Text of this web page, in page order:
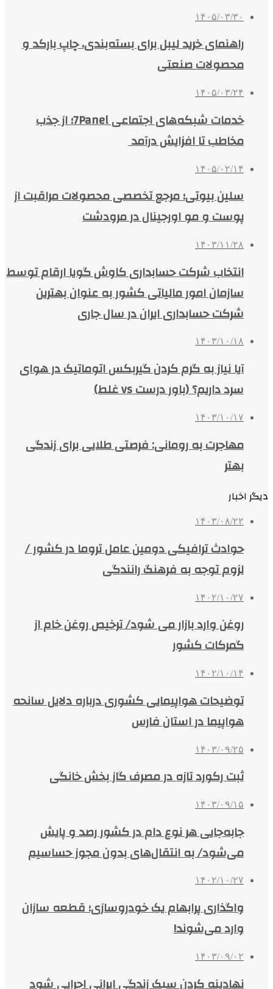
۱۴۰۵/۰۳/۳۰
راهنمای خرید لیبل برای بسته‌بندی، چاپ بارکد و
محصولات صنعتی
۱۴۰۵/۰۳/۲۴
خدمات شبکه‌های اجتماعی 7Panel؛ از جذب
مخاطب تا افزایش درآمد
۱۴۰۵/۰۲/۱۴
سلین بیوتی؛ مرجع تخصصی محصولات مراقبت از
پوست و مو اورجینال در مرودشت
۱۴۰۳/۱۱/۲۸
انتخاب شرکت حسابداری کاوش گویا ارقام توسط
سازمان امور مالیاتی کشور به عنوان بهترین
شرکت حسابداری ایران در سال جاری
۱۴۰۳/۱۰/۱۸
آیا نیاز به گرم کردن گیربکس اتوماتیک در هوای
سرد داریم؟ (باور درست vs غلط)
۱۴۰۳/۱۰/۱۷
مهاجرت به رومانی: فرصتی طلایی برای زندگی
بهتر
دیگر اخبار
۱۴۰۳/۰۸/۲۲
حوادث ترافیکی دومین عامل تروما در کشور /
لزوم توجه به فرهنگ رانندگی
۱۴۰۲/۱۰/۲۷
روغن وارد بازار می شود/ ترخیص روغن خام از
گمرکات کشور
۱۴۰۲/۱۰/۱۴
توضیحات هواپیمایی کشوری درباره دلایل سانحه
هواپیما در استان فارس
۱۴۰۳/۰۹/۲۵
ثبت رکورد تازه در مصرف گاز بخش خانگی
۱۴۰۳/۰۹/۱۵
جابه‌جایی هر نوع دام در کشور رصد و پایش
می‌شود/ به انتقال‌های بدون مجوز حساسیم
۱۴۰۲/۱۰/۲۷
واگذاری پرابهام یک خودروسازی؛ قطعه سازان
وارد می‌شوند!
۱۴۰۳/۰۹/۰۲
نهادینه کردن سبک زندگی ایرانی اجرایی شود